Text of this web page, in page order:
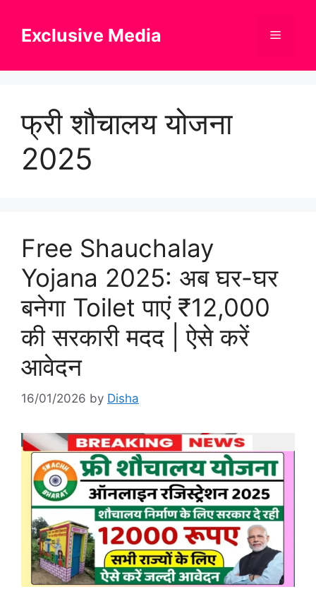
contentExclusive Media Menu
फ्री शौचालय योजना
2025
Free Shauchalay
Yojana 2025: अब घर-घर
बनेगा Toilet पाएं ₹12,000
की सरकारी मदद | ऐसे करें
आवेदन
16/01/2026 by Disha